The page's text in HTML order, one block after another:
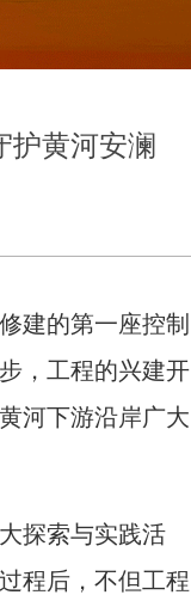
护黄河安澜
建的第一座控制
，工程的兴建开
河下游沿岸广大
探索与实践活
程后，不但工程